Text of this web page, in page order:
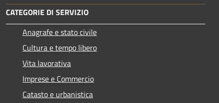
CATEGORIE DI SERVIZIO
Anagrafe e stato civile
Cultura e tempo libero
Vita lavorativa
Imprese e Commercio
Catasto e urbanistica